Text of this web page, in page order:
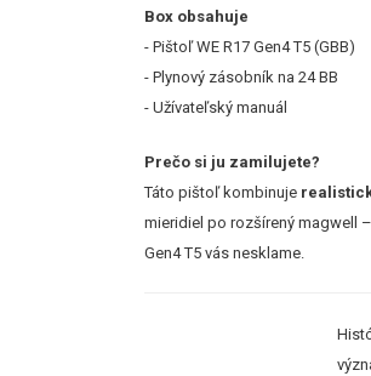
Box obsahuje
- Pištoľ WE R17 Gen4 T5 (GBB)
- Plynový zásobník na 24 BB
- Užívateľský manuál
Prečo si ju zamilujete?
Táto pištoľ kombinuje
mieridiel po rozšírený magwell
Gen4 T5 vás nesklame.